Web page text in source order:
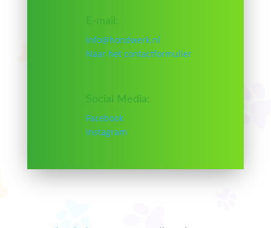
E-mail:
info@hondwerk.nl
Naar het contactformulier
Social Media:
Facebook
Instagram